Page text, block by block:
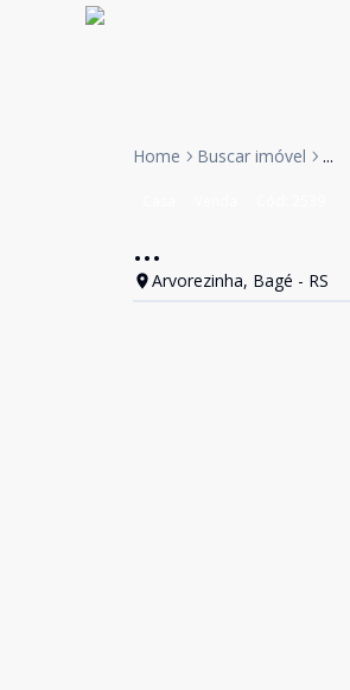
Home Buscar imóvel ...
...
Arvorezinha, Bagé - RS